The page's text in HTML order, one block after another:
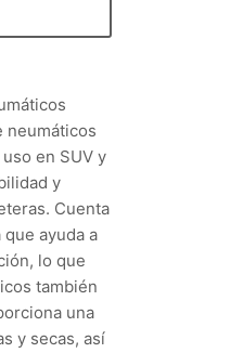
neumáticos
en SUV y
y
Cuenta
ayuda a
lo que
también
una
y secas, así